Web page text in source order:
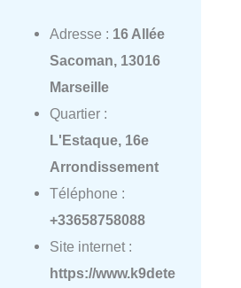
Adresse : 16 Allée
Sacoman, 13016
Marseille
Quartier :
L'Estaque, 16e
Arrondissement
Téléphone :
+33658758088
Site internet :
https://www.k9dete